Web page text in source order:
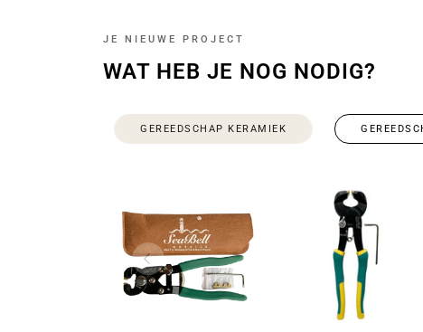
JE NIEUWE PROJECT
WAT HEB JE NOG NODIG?
GEREEDSCHAP KERAMIEK